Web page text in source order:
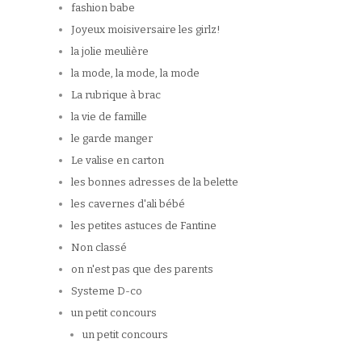
fashion babe
Joyeux moisiversaire les girlz!
la jolie meulière
la mode, la mode, la mode
La rubrique à brac
la vie de famille
le garde manger
Le valise en carton
les bonnes adresses de la belette
les cavernes d'ali bébé
les petites astuces de Fantine
Non classé
on n'est pas que des parents
Systeme D-co
un petit concours
un petit concours